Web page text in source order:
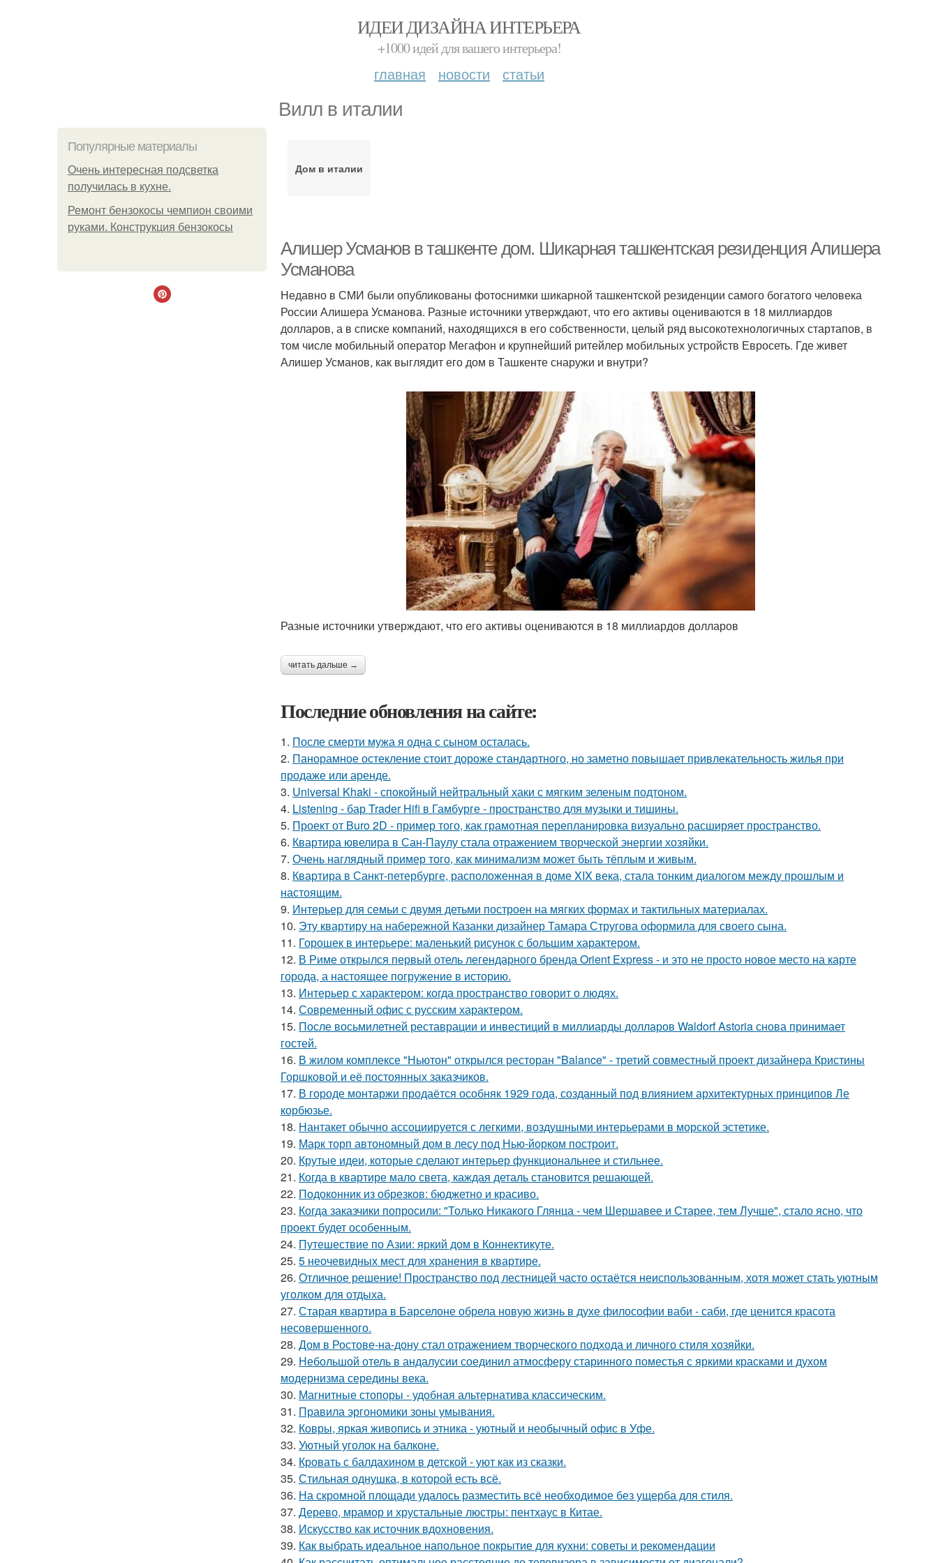
ИДЕИ ДИЗАЙНА ИНТЕРЬЕРА
+1000 идей для вашего интерьера!
главная новости статьи
Вилл в италии
Популярные материалы
Очень интересная подсветка
получилась в кухне.
Ремонт бензокосы чемпион своими
руками. Конструкция бензокосы
Дом в италии
Алишер Усманов в ташкенте дом. Шикарная ташкентская резиденция Алишера
Усманова
Недавно в СМИ были опубликованы фотоснимки шикарной ташкентской резиденции самого богатого человека
России Алишера Усманова. Разные источники утверждают, что его активы оцениваются в 18 миллиардов
долларов, а в списке компаний, находящихся в его собственности, целый ряд высокотехнологичных стартапов, в
том числе мобильный оператор Мегафон и крупнейший ритейлер мобильных устройств Евросеть. Где живет
Алишер Усманов, как выглядит его дом в Ташкенте снаружи и внутри?
Разные источники утверждают, что его активы оцениваются в 18 миллиардов долларов
читать дальше →
Последние обновления на сайте:
1. После смерти мужа я одна с сыном осталась.
2. Панорамное остекление стоит дороже стандартного, но заметно повышает привлекательность жилья при
продаже или аренде.
3. Universal Khaki - спокойный нейтральный хаки с мягким зеленым подтоном.
4. Listening - бар Trader Hifi в Гамбурге - пространство для музыки и тишины.
5. Проект от Buro 2D - пример того, как грамотная перепланировка визуально расширяет пространство.
6. Квартира ювелира в Сан-Паулу стала отражением творческой энергии хозяйки.
7. Очень наглядный пример того, как минимализм может быть тёплым и живым.
8. Квартира в Санкт-петербурге, расположенная в доме XIX века, стала тонким диалогом между прошлым и
настоящим.
9. Интерьер для семьи с двумя детьми построен на мягких формах и тактильных материалах.
10. Эту квартиру на набережной Казанки дизайнер Тамара Стругова оформила для своего сына.
11. Горошек в интерьере: маленький рисунок с большим характером.
12. В Риме открылся первый отель легендарного бренда Orient Express - и это не просто новое место на карте
города, а настоящее погружение в историю.
13. Интерьер с характером: когда пространство говорит о людях.
14. Современный офис с русским характером.
15. После восьмилетней реставрации и инвестиций в миллиарды долларов Waldorf Astoria снова принимает
гостей.
16. В жилом комплексе "Ньютон" открылся ресторан "Balance" - третий совместный проект дизайнера Кристины
Горшковой и её постоянных заказчиков.
17. В городе монтаржи продаётся особняк 1929 года, созданный под влиянием архитектурных принципов Ле
корбюзье.
18. Нантакет обычно ассоциируется с легкими, воздушными интерьерами в морской эстетике.
19. Марк торп автономный дом в лесу под Нью-йорком построит.
20. Крутые идеи, которые сделают интерьер функциональнее и стильнее.
21. Когда в квартире мало света, каждая деталь становится решающей.
22. Подоконник из обрезков: бюджетно и красиво.
23. Когда заказчики попросили: "Только Никакого Глянца - чем Шершавее и Старее, тем Лучше", стало ясно, что
проект будет особенным.
24. Путешествие по Азии: яркий дом в Коннектикуте.
25. 5 неочевидных мест для хранения в квартире.
26. Отличное решение! Пространство под лестницей часто остаётся неиспользованным, хотя может стать уютным
уголком для отдыха.
27. Старая квартира в Барселоне обрела новую жизнь в духе философии ваби - саби, где ценится красота
несовершенного.
28. Дом в Ростове-на-дону стал отражением творческого подхода и личного стиля хозяйки.
29. Небольшой отель в андалусии соединил атмосферу старинного поместья с яркими красками и духом
модернизма середины века.
30. Магнитные стопоры - удобная альтернатива классическим.
31. Правила эргономики зоны умывания.
32. Ковры, яркая живопись и этника - уютный и необычный офис в Уфе.
33. Уютный уголок на балконе.
34. Кровать с балдахином в детской - уют как из сказки.
35. Стильная однушка, в которой есть всё.
36. На скромной площади удалось разместить всё необходимое без ущерба для стиля.
37. Дерево, мрамор и хрустальные люстры: пентхаус в Китае.
38. Искусство как источник вдохновения.
39. Как выбрать идеальное напольное покрытие для кухни: советы и рекомендации